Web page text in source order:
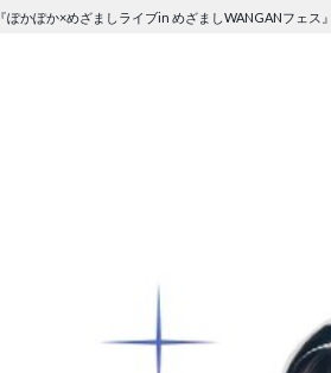
『ぽかぽか×めざましライブin めざましWANGANフェ